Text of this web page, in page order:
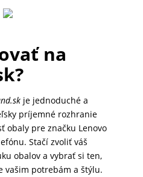
na
je jednoduché a
príjemné rozhranie
obaly pre značku Lenovo
Stačí zvoliť váš
obalov a vybrať si ten,
vašim potrebám a štýlu.